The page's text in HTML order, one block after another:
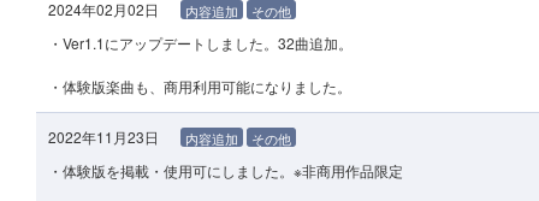
2024年02月02日 内容追加 その他
・Ver1.1にアップデートしました。32曲追加。
・体験版楽曲も、商用利用可能になりました。
2022年11月23日 内容追加 その他
・体験版を掲載・使用可にしました。※非商用作品限定